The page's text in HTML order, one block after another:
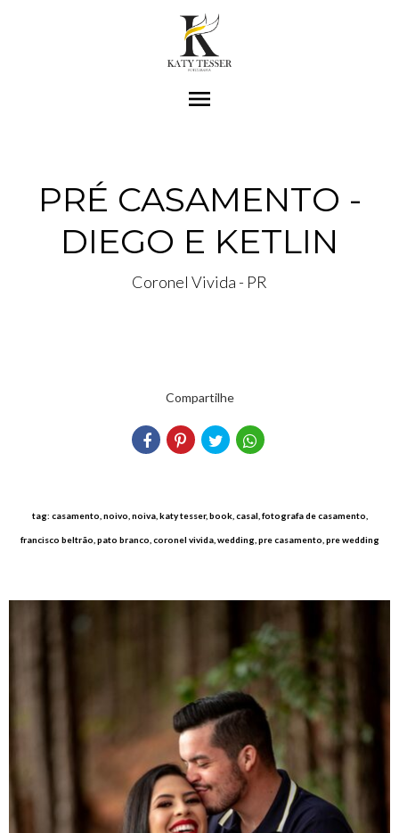
menu
PRÉ CASAMENTO -
DIEGO E KETLIN
Coronel Vivida - PR
Compartilhe
tag: casamento, noivo, noiva, katy tesser, book, casal, fotografa de casamento,
francisco beltrão, pato branco, coronel vivida, wedding, pre casamento, pre wedding